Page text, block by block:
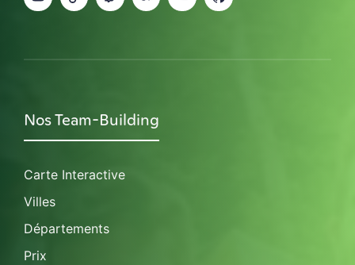
Nos Team-Building
Carte Interactive
Villes
Départements
Prix